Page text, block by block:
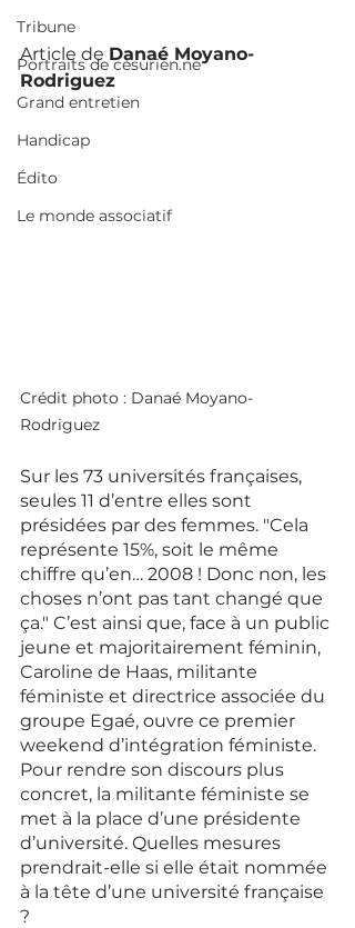
Tribune
Portraits de césurien.ne
Grand entretien
Handicap
Édito
Le monde associatif
Article de Danaé Moyano-
Rodriguez
Crédit photo : Danaé Moyano-
Rodriguez
Sur les 73 universités françaises,
seules 11 d’entre elles sont
présidées par des femmes. "Cela
représente 15%, soit le même
chiffre qu’en… 2008 ! Donc non, les
choses n’ont pas tant changé que
ça." C’est ainsi que, face à un public
jeune et majoritairement féminin,
Caroline de Haas, militante
féministe et directrice associée du
groupe Egaé, ouvre ce premier
weekend d’intégration féministe.
Pour rendre son discours plus
concret, la militante féministe se
met à la place d’une présidente
d’université. Quelles mesures
prendrait-elle si elle était nommée
à la tête d’une université française
?